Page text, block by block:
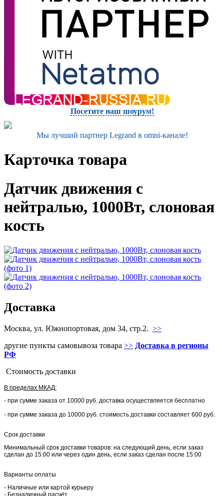
Посетите наш шоурум!
Мы лучший партнер Legrand в omni-канале!
Карточка товара
Датчик движения с
нейтралью, 1000Вт, слоновая
кость
Доставка
Москва, ул. Южнопортовая, дом 34, стр.2. >>
другие пункты самовывоза товара >> Доставка в регионы
РФ
Стоимость доставки
В пределах МКАД:
- при сумме заказа от 10000 руб. доставка осуществляется бесплатно
- при сумме заказа до 10000 руб. стоимость доставки составляет 600 руб.
Срок доставки
Минимальный срок доставки товаров: на следующий день, если заказ
сделан до 15:00 или через один день, если заказ сделан после 15:00
Варианты оплаты
- Наличные или картой курьеру
- Безналичный расчёт